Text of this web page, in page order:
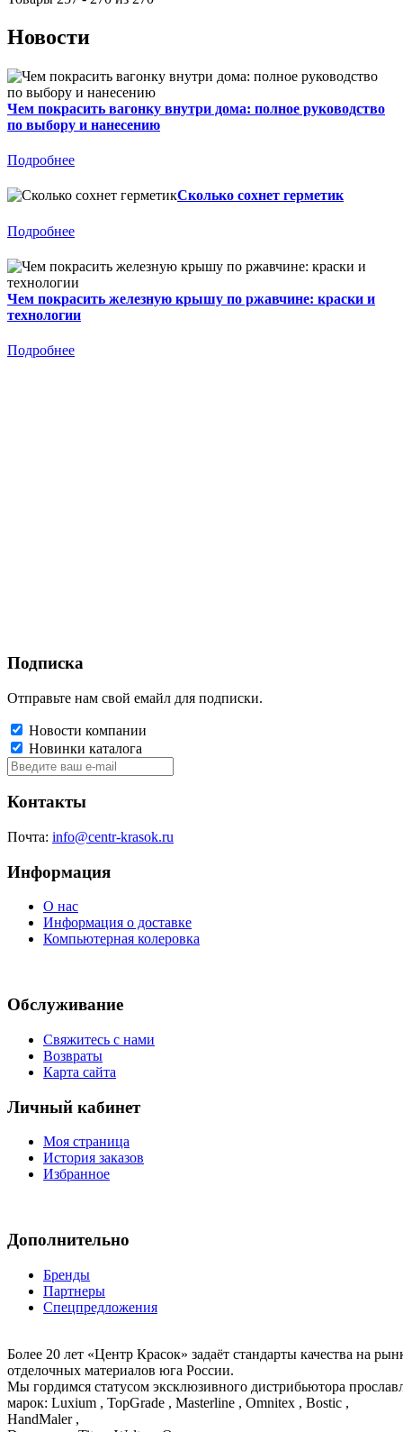
Новости
Чем покрасить вагонку внутри дома: полное руководство
по выбору и нанесению
Подробнее
Сколько сохнет герметик
Подробнее
Чем покрасить железную крышу по ржавчине: краски и
технологии
Подробнее
Подписка
Отправьте нам свой емайл для подписки.
Новости компании
Новинки каталога
Контакты
Почта: info@centr-krasok.ru
Информация
О нас
Информация о доставке
Компьютерная колеровка
Обслуживание
Свяжитесь с нами
Возвраты
Карта сайта
Личный кабинет
Моя страница
История заказов
Избранное
Дополнительно
Бренды
Партнеры
Спецпредложения
Более 20 лет «Центр Красок» задаёт стандарты качества на
отделочных материалов юга России.
Мы гордимся статусом эксклюзивного дистрибьютора
марок: Luxium , TopGrade , Masterline , Omnitex , Bostic ,
HandMaler ,